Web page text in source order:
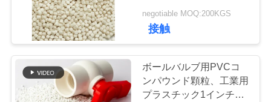
用
を
要
negotiable MOQ:200KGS
接触
ボールバルブ用PVCコ
ンパウンド顆粒、工業用
プラスチック1インチ